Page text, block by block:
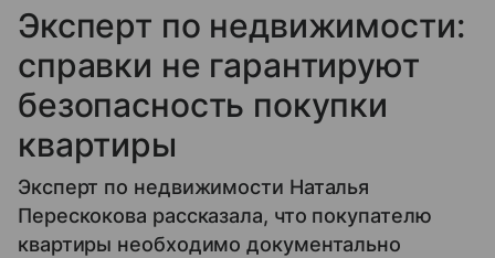
Эксперт по недвижимости:
справки не гарантируют
безопасность покупки
квартиры
Эксперт по недвижимости Наталья
Перескокова рассказала, что покупателю
квартиры необходимо документально